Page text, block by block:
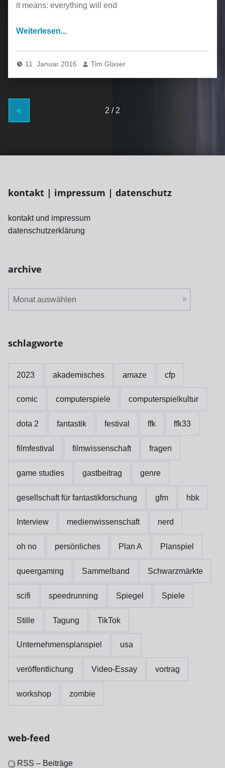
it means: everything will end
11. Januar 2016 Tim Glaser
«
kontakt | impressum | datenschutz
kontakt und impressum
datenschutzerklärung
archive
archive
schlagworte
2023 akademisches amaze cfp
comic computerspiele computerspielkultur
dota 2 fantastik festival ffk ffk33
filmfestival filmwissenschaft fragen
game studies gastbeitrag genre
gesellschaft für fantastikforschung gfm hbk
Interview medienwissenschaft nerd
oh no persönliches Plan A Planspiel
queergaming Sammelband Schwarzmärkte
scifi speedrunning Spiegel Spiele
Stille Tagung TikTok
Unternehmensplanspiel usa
veröffentlichung Video-Essay vortrag
workshop zombie
web-feed
RSS – Beiträge